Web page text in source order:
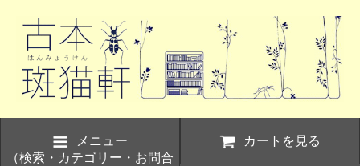
メニュー
（検索・カテゴリー・お問合
カートを見る